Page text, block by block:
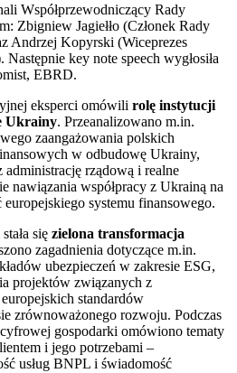
Współprzewodniczący Rady
Zbigniew Jagiełło (Członek Rady
Andrzej Kopyrski (Wiceprezes
key note speech wygłosiła
EBRD.
eksperci omówili rolę instytucji
Ukrainy. Przeanalizowano m.in.
zaangażowania polskich
w odbudowę Ukrainy,
rządową i realne
nawiązania współpracy z Ukrainą na
systemu finansowego.
się zielona transformacja
zagadnienia dotyczące m.in.
ubezpieczeń w zakresie ESG,
projektów związanych z
standardów
zrównoważonego rozwoju. Podczas
gospodarki omówiono tematy
i jego potrzebami –
usług BNPL i świadomość